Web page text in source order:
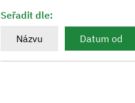
Seřadit dle:
Názvu
Datum od